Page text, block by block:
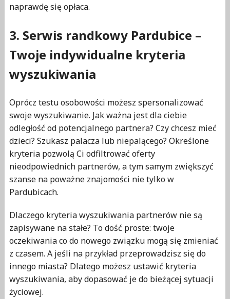
naprawdę się opłaca.
3. Serwis randkowy Pardubice –
Twoje indywidualne kryteria
wyszukiwania
Oprócz testu osobowości możesz spersonalizować
swoje wyszukiwanie. Jak ważna jest dla ciebie
odległość od potencjalnego partnera? Czy chcesz mieć
dzieci? Szukasz palacza lub niepalącego? Określone
kryteria pozwolą Ci odfiltrować oferty
nieodpowiednich partnerów, a tym samym zwiększyć
szanse na poważne znajomości nie tylko w
Pardubicach.
Dlaczego kryteria wyszukiwania partnerów nie są
zapisywane na stałe? To dość proste: twoje
oczekiwania co do nowego związku mogą się zmieniać
z czasem. A jeśli na przykład przeprowadzisz się do
innego miasta? Dlatego możesz ustawić kryteria
wyszukiwania, aby dopasować je do bieżącej sytuacji
życiowej.